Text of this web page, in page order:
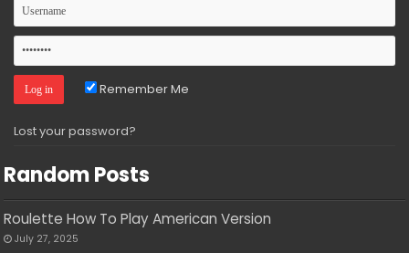
Remember Me
Lost your password?
Random Posts
Roulette How To Play American Version
July 27, 2025